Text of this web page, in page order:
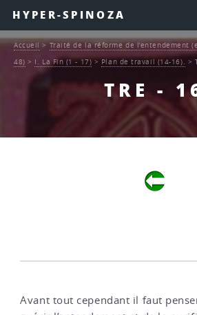
HYPER-SPINOZA
TRE -
Accueil >Traité de la réforme de l’entendement
48) > I. La Fin (1 - 17)>Plan de travail (14-16). >
Avant tout cependant il faut